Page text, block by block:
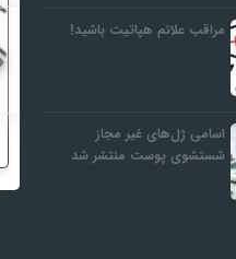
مراقب علائم هپاتیت باشید!
اسامی ژل‌های غیر مجاز
شستشوی پوست منتشر شد
تعارض منافع؛ لازمه
دارویی